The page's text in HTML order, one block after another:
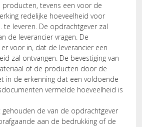
tevens een voor de
redelijke hoeveelheid voor
te leveren. De opdrachtgever zal
de leverancier vragen. De
voor in, dat de leverancier een
zal ontvangen. De bevestiging van
of de producten door de
in de erkenning dat een voldoende
vermelde hoeveelheid is
gehouden de van de opdrachtgever
aan de bedrukking of de